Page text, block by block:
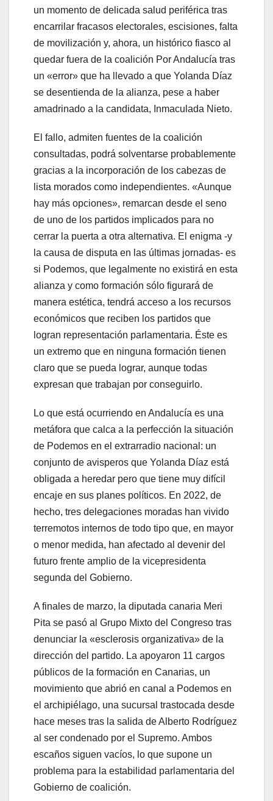
un momento de delicada salud periférica tras
encarrilar fracasos electorales, escisiones, falta
de movilización y, ahora, un histórico fiasco al
quedar fuera de la coalición Por Andalucía tras
un «error» que ha llevado a que Yolanda Díaz
se desentienda de la alianza, pese a haber
amadrinado a la candidata, Inmaculada Nieto.
El fallo, admiten fuentes de la coalición
consultadas, podrá solventarse probablemente
gracias a la incorporación de los cabezas de
lista morados como independientes. «Aunque
hay más opciones», remarcan desde el seno
de uno de los partidos implicados para no
cerrar la puerta a otra alternativa. El enigma -y
la causa de disputa en las últimas jornadas- es
si Podemos, que legalmente no existirá en esta
alianza y como formación sólo figurará de
manera estética, tendrá acceso a los recursos
económicos que reciben los partidos que
logran representación parlamentaria. Éste es
un extremo que en ninguna formación tienen
claro que se pueda lograr, aunque todas
expresan que trabajan por conseguirlo.
Lo que está ocurriendo en Andalucía es una
metáfora que calca a la perfección la situación
de Podemos en el extrarradio nacional: un
conjunto de avisperos que Yolanda Díaz está
obligada a heredar pero que tiene muy difícil
encaje en sus planes políticos. En 2022, de
hecho, tres delegaciones moradas han vivido
terremotos internos de todo tipo que, en mayor
o menor medida, han afectado al devenir del
futuro frente amplio de la vicepresidenta
segunda del Gobierno.
A finales de marzo, la diputada canaria Meri
Pita se pasó al Grupo Mixto del Congreso tras
denunciar la «esclerosis organizativa» de la
dirección del partido. La apoyaron 11 cargos
públicos de la formación en Canarias, un
movimiento que abrió en canal a Podemos en
el archipiélago, una sucursal trastocada desde
hace meses tras la salida de Alberto Rodríguez
al ser condenado por el Supremo. Ambos
escaños siguen vacíos, lo que supone un
problema para la estabilidad parlamentaria del
Gobierno de coalición.